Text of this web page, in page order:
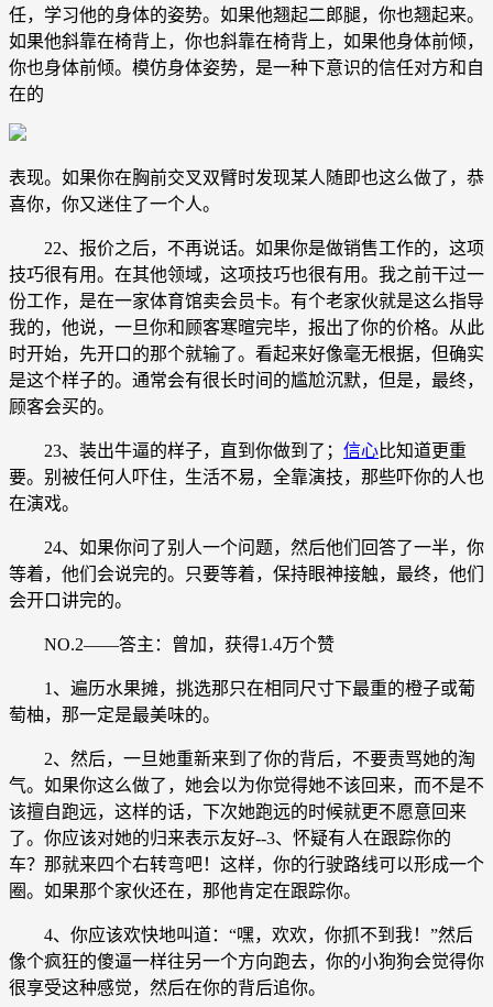
任，学习他的身体的姿势。如果他翘起二郎腿，你也翘起来。
如果他斜靠在椅背上，你也斜靠在椅背上，如果他身体前倾，
你也身体前倾。模仿身体姿势，是一种下意识的信任对方和自
在的
表现。如果你在胸前交叉双臂时发现某人随即也这么做了，恭
喜你，你又迷住了一个人。
22、报价之后，不再说话。如果你是做销售工作的，这项
技巧很有用。在其他领域，这项技巧也很有用。我之前干过一
份工作，是在一家体育馆卖会员卡。有个老家伙就是这么指导
我的，他说，一旦你和顾客寒暄完毕，报出了你的价格。从此
时开始，先开口的那个就输了。看起来好像毫无根据，但确实
是这个样子的。通常会有很长时间的尴尬沉默，但是，最终，
顾客会买的。
23、装出牛逼的样子，直到你做到了； 信心比知道更重
要。别被任何人吓住，生活不易，全靠演技，那些吓你的人也
在演戏。
24、如果你问了别人一个问题，然后他们回答了一半，你
等着，他们会说完的。只要等着，保持眼神接触，最终，他们
会开口讲完的。
NO.2——答主：曾加，获得1.4万个赞
1、遍历水果摊，挑选那只在相同尺寸下最重的橙子或葡
萄柚，那一定是最美味的。
2、然后，一旦她重新来到了你的背后，不要责骂她的淘
气。如果你这么做了，她会以为你觉得她不该回来，而不是不
该擅自跑远，这样的话，下次她跑远的时候就更不愿意回来
了。你应该对她的归来表示友好--3、怀疑有人在跟踪你的
车？那就来四个右转弯吧！这样，你的行驶路线可以形成一个
圈。如果那个家伙还在，那他肯定在跟踪你。
4、你应该欢快地叫道：“嘿，欢欢，你抓不到我！”然后
像个疯狂的傻逼一样往另一个方向跑去，你的小狗狗会觉得你
很享受这种感觉，然后在你的背后追你。